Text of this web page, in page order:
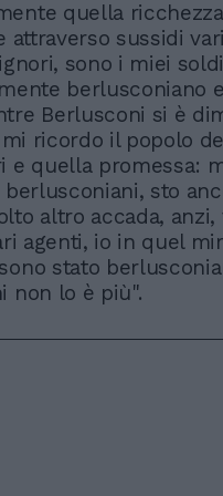
quella
attraverso sussidi
sono i miei
berlusconiano
Berlusconi si è
ricordo il popolo
e quella promessa:
sto
altro accada,
agenti, io in quel
stato
non lo è più".